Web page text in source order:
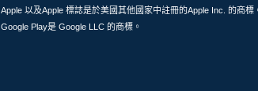
Apple 以及Apple 標誌是於美國其他國家中註冊的Apple Inc. 的商標
Google Play是 Google LLC 的商標。